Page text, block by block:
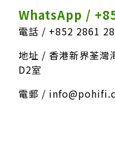
WhatsApp /
電話 / +852 2861
地址 / 香港新界荃灣
D2室
電郵 /